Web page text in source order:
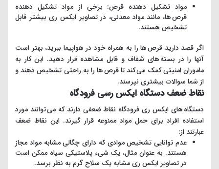
مواد تشکیل دهنده قرص: برخی از مواد تشکیل دهنده
قرص ها، مانند مواد معدنی، در تصاویر ایکس ری بیشتر قابل
تشخیص هستند.
اگر قصد دارید قرص ها را به همراه خود در هواپیما ببرید، بهتر است
آنها را در بسته های شفاف و قابل مشاهده قرار دهید. این کار به
ماموران امنیتی کمک می کند تا قرص ها را به راحتی تشخیص دهند و
از شما سوالات بیشتری نپرسند.
نقاط ضعف دستگاه ایکس رسی فرودگاه
دستگاه های ایکس ری فرودگاه نقاط ضعفی دارند که می توانند مورد
استفاده افراد برای حمل مواد ممنوعه قرار گیرند. این نقاط ضعف
عبارتند از:
عدم توانایی تشخیص موادی که دارای چگالی مشابه مواد مجاز
هستند. به عنوان مثال، یک شیء پلاستیکی سیاه ممکن است
در تصاویر ایکس ری مشابه یک سلاح گرم به نظر برسد.